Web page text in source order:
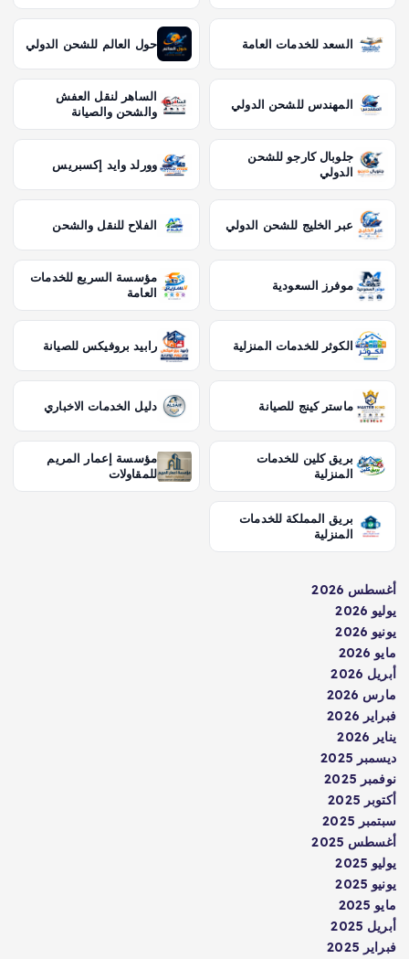
السعد للخدمات العامة حول العالم للشحن الدولي
المهندس للشحن الدولي
الساهر لنقل العفش
والشحن والصيانة
جلوبال كارجو للشحن
الدولي
وورلد وايد إكسبريس
عبر الخليج للشحن الدولي الفلاح للنقل والشحن
موفرز السعودية
مؤسسة السريع للخدمات
العامة
الكوثر للخدمات المنزلية رابيد بروفيكس للصيانة
ماستر كينج للصيانة دليل الخدمات الاخباري
بريق كلين للخدمات
المنزلية
مؤسسة إعمار المريم
للمقاولات
بريق المملكة للخدمات
المنزلية
أغسطس 2026
يوليو 2026
يونيو 2026
مايو 2026
أبريل 2026
مارس 2026
فبراير 2026
يناير 2026
ديسمبر 2025
نوفمبر 2025
أكتوبر 2025
سبتمبر 2025
أغسطس 2025
يوليو 2025
يونيو 2025
مايو 2025
أبريل 2025
فبراير 2025